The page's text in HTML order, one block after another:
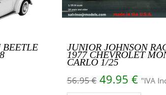
BEETLE JUNIOR JOHNSON
1977 CHEVROLET
CARLO 1/25
56.95€ El precio
49.95 €El"IVA